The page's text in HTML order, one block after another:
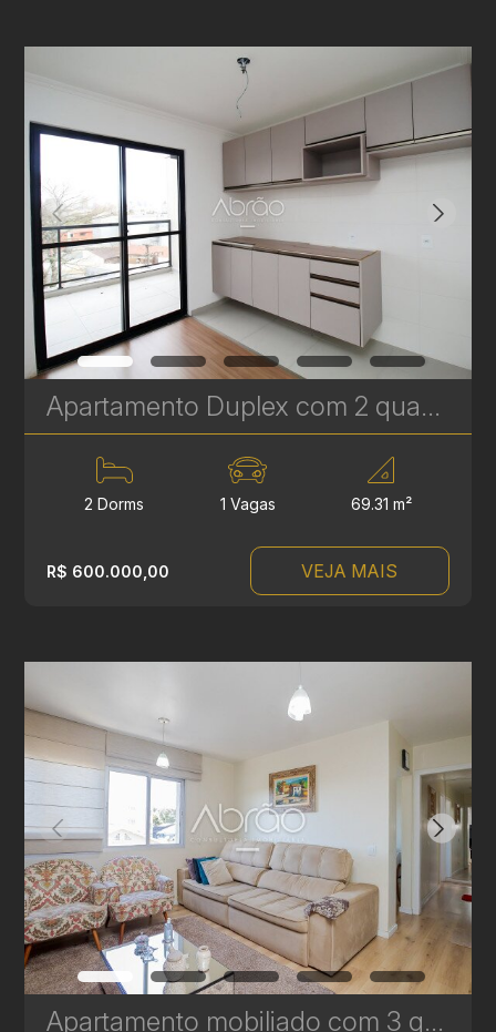
Apartamento Duplex com 2 quartos à venda no Água Verde – Edifício Oregon | Ref. 1832
2 Dorms 1 Vagas 69.31 m²
R$ 600.000,00 VEJA MAIS
Apartamento mobiliado com 3 quartos à venda no Água Verde, com vista para Curitiba – 76 m² | Ref. 248